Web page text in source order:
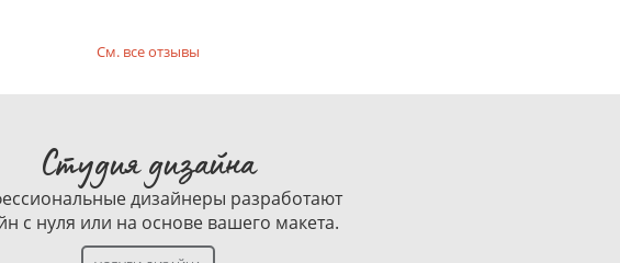
См. все отзывы
Студия дизайна
дизайнеры разработают
с нуля или на основе вашего макета.